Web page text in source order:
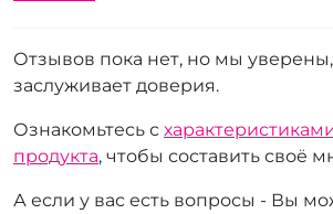
Отзывов пока нет, но мы уверены,
заслуживает доверия.
Ознакомьтесь с
продукта, чтобы составить своё
А если у вас есть вопросы - Вы